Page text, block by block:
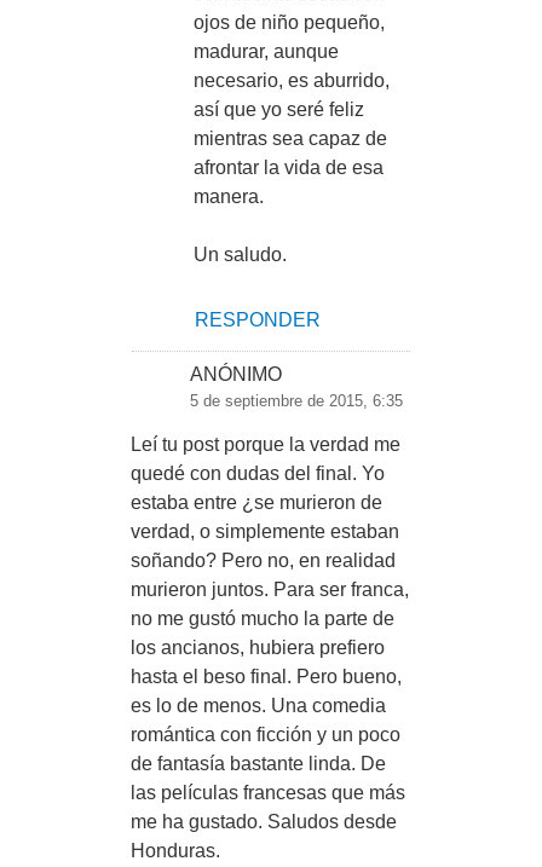
ojos de niño pequeño,
madurar, aunque
necesario, es aburrido,
así que yo seré feliz
mientras sea capaz de
afrontar la vida de esa
manera.
Un saludo.
RESPONDER
ANÓNIMO
5 de septiembre de 2015, 6:35
Leí tu post porque la verdad me
quedé con dudas del final. Yo
estaba entre ¿se murieron de
verdad, o simplemente estaban
soñando? Pero no, en realidad
murieron juntos. Para ser franca,
no me gustó mucho la parte de
los ancianos, hubiera prefiero
hasta el beso final. Pero bueno,
es lo de menos. Una comedia
romántica con ficción y un poco
de fantasía bastante linda. De
las películas francesas que más
me ha gustado. Saludos desde
Honduras.